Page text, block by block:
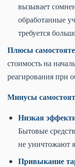
вызывает
обработанные
требуется
Плюсы
стоимость на
реагирования при
Минусы
Низкая
Бытовые
не уничтожают
Привыкание